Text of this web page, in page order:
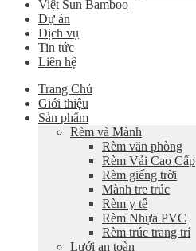
Việt Sun Bamboo
Dự án
Dịch vụ
Tin tức
Liên hệ
Trang Chủ
Giới thiệu
Sản phẩm
Rèm và Mành
Rèm văn phòng
Rèm Vải Cao Cấp
Rèm giếng trời
Mành tre trúc
Rèm y tế
Rèm Nhựa PVC
Rèm trúc trang trí
Lưới an toàn